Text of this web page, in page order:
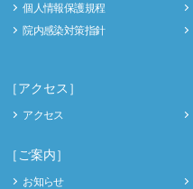
個人情報保護規程
院内感染対策指針
［アクセス］
アクセス
［ご案内］
お知らせ